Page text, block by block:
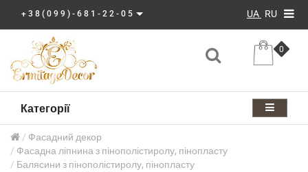
+38(099)-681-22-05 UA RU
0
Категорії
Фасадний декор
Фасадна ліпнина з пінополістиролу, пінопласту
Балясини з пінополістиролу, пінопласту